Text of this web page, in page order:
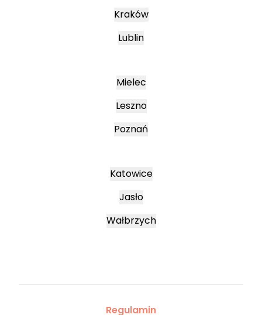
Kraków
Lublin
Mielec
Leszno
Poznań
Katowice
Jasło
Wałbrzych
Regulamin